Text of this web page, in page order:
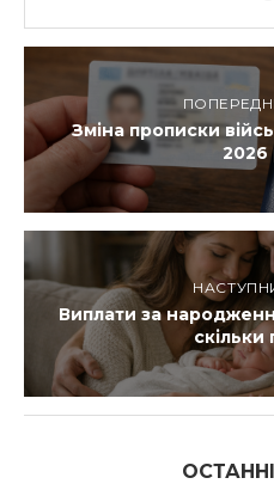
Зміна прописки
2026
Виплати за
скільки